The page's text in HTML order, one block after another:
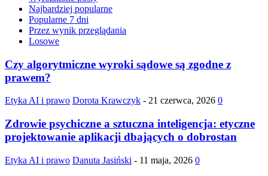
Najbardziej popularne
Popularne 7 dni
Przez wynik przeglądania
Losowe
Czy algorytmiczne wyroki sądowe są zgodne z
prawem?
Etyka AI i prawo Dorota Krawczyk - 21 czerwca, 2026 0
Zdrowie psychiczne a sztuczna inteligencja: etyczne
projektowanie aplikacji dbających o dobrostan
Etyka AI i prawo Danuta Jasiński - 11 maja, 2026 0